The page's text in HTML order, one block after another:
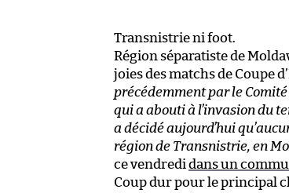
Transnistrie ni foot.
Région séparatiste de
joies des matchs de Coupe
précédemment par le
qui a abouti à l’invasion du
a décidé aujourd’hui
région de Transnistrie, en
ce vendredi dans un
Coup dur pour le principal